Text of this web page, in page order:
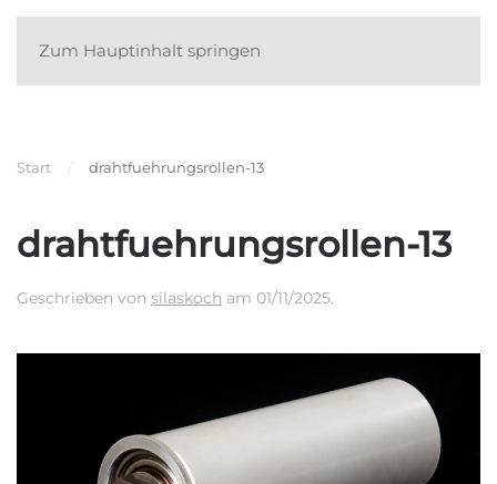
Zum Hauptinhalt springen
Start drahtfuehrungsrollen-13
drahtfuehrungsrollen-13
Geschrieben von silaskoch am 01/11/2025.